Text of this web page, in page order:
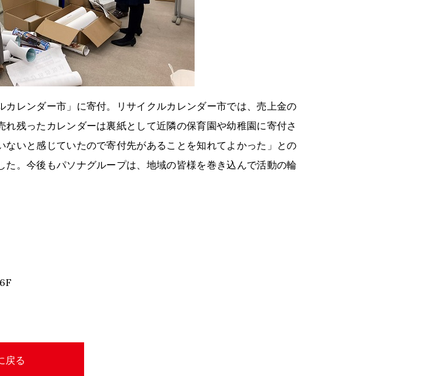
レンダー市」に寄付。リサイクルカレンダー市では、売上金の
残ったカレンダーは裏紙として近隣の保育園や幼稚園に寄付さ
いと感じていたので寄付先があることを知れてよかった」との
。今後もパソナグループは、地域の皆様を巻き込んで活動の輪
戻る